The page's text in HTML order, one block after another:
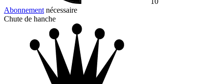
Abonnement nécessaire
Chute de hanche